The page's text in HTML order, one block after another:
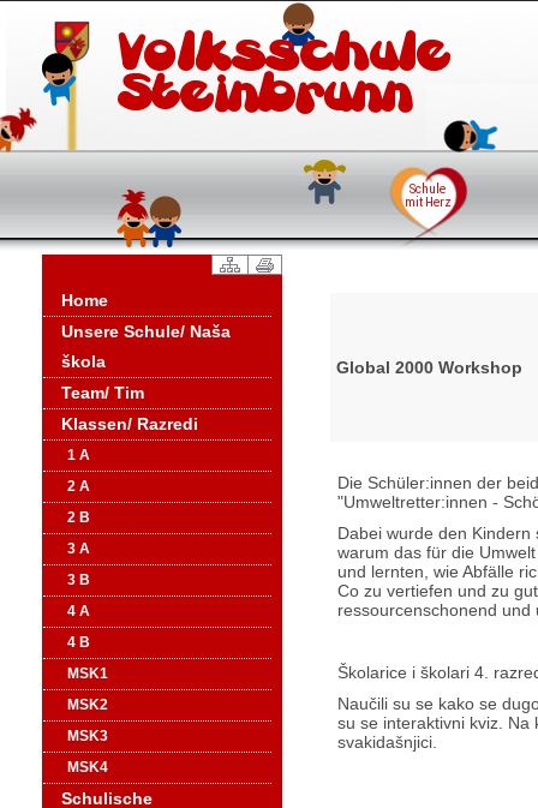
Home
Unsere Schule/ Naša
škola
Team/ Tim
Klassen/ Razredi
1 A
2 A
2 B
3 A
3 B
4 A
4 B
MSK1
MSK2
MSK3
MSK4
Schulische
Global 2000 Workshop
Die Schüler:innen der
"Umweltretter:innen -
Dabei wurde den
warum das für die
und lernten, wie Abfälle
Co zu vertiefen und zu
ressourcenschonend
Školarice i školari 4.
Naučili su se kako se
su se interaktivni kviz. Na
svakidašnjici.